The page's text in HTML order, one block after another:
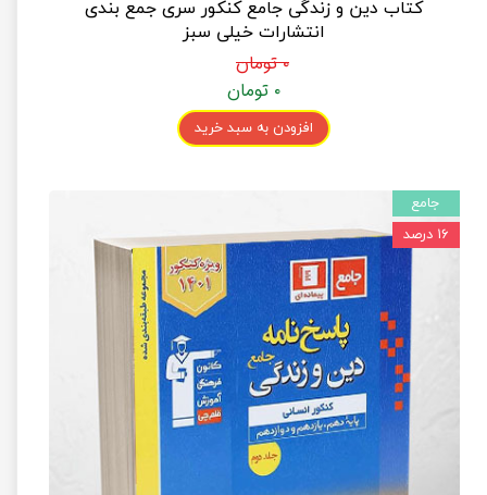
کتاب دین و زندگی جامع کنکور سری جمع بندی
انتشارات خیلی سبز
۰ تومان
۰ تومان
افزودن به سبد خرید
جامع
۱۶ درصد